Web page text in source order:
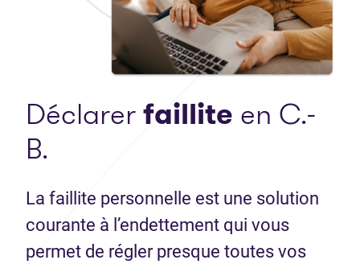
Déclarerfaillite en C.-
B.
La faillite personnelle est une solution
courante à l’endettement qui vous
permet de régler presque toutes vos